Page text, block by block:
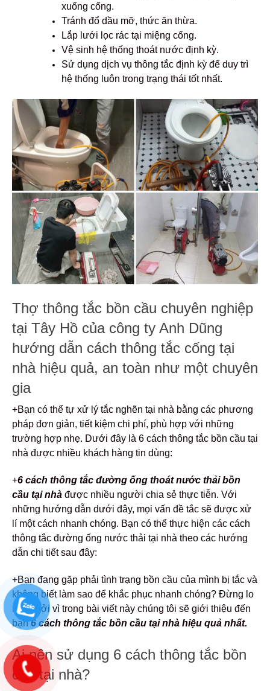
xuống cống.
Tránh đổ dầu mỡ, thức ăn thừa.
Lắp lưới lọc rác tại miệng cống.
Vệ sinh hệ thống thoát nước định kỳ.
Sử dụng dịch vụ thông tắc định kỳ để duy trì
hệ thống luôn trong trạng thái tốt nhất.
Thợ thông tắc bồn cầu chuyên nghiệp
tại Tây Hồ của công ty Anh Dũng
hướng dẫn cách thông tắc cống tại
nhà hiệu quả, an toàn như một chuyên
gia
+Bạn có thể tự xử lý tắc nghẽn tại nhà bằng các phương
pháp đơn giản, tiết kiệm chi phí, phù hợp với những
trường hợp nhẹ. Dưới đây là 6 cách thông tắc bồn cầu tại
nhà được nhiều khách hàng tin dùng:
+6 cách thông tắc đường ống thoát nước thải bồn
cầu tại nhà được nhiều người chia sẻ thực tiễn. Với
những hướng dẫn dưới đây, mọi vấn đề tắc sẽ được xử
lí một cách nhanh chóng. Bạn có thể thực hiện các cách
thông tắc đường ống nước thải tại nhà theo các hướng
dẫn chi tiết sau đây:
+Bạn đang gặp phải tình trạng bồn cầu của mình bị tắc và
không biết làm sao để khắc phục nhanh chóng? Đừng lo
lắng, bởi vì trong bài viết này chúng tôi sẽ giới thiệu đến
bạn6 cách thông tắc bồn cầu tại nhà hiệu quả nhất.
Ai nên sử dụng 6 cách thông tắc bồn
cầu tại nhà?